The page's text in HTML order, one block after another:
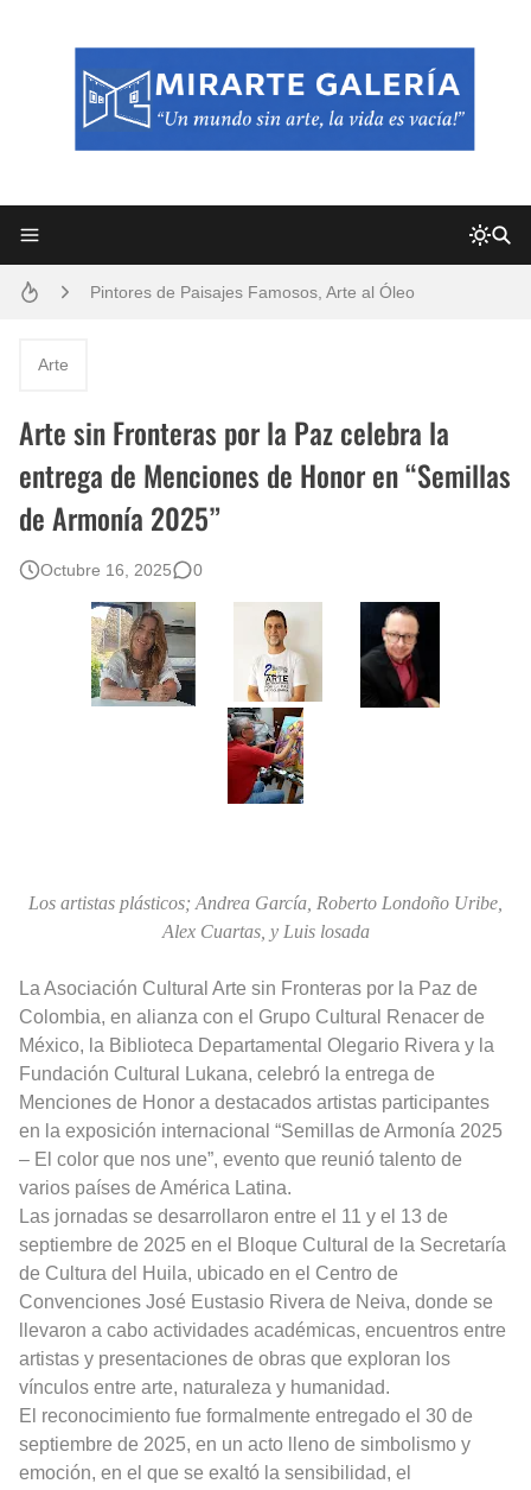
Pintores de Paisajes Famosos, Arte al Óleo
San Valentín Dibujos a Lápiz del 14 de Febrero
Que significan los cuadros de negras africanas?
El mundo del arte en pintura surrealista
Arte
Arte sin Fronteras por la Paz celebra la
entrega de Menciones de Honor en “Semillas
de Armonía 2025”
Octubre 16, 2025 0
Los artistas plásticos; Andrea García, Roberto Londoño Uribe,
Alex Cuartas, y Luis losada
La Asociación Cultural Arte sin Fronteras por la Paz de
Colombia, en alianza con el Grupo Cultural Renacer de
México, la Biblioteca Departamental Olegario Rivera y la
Fundación Cultural Lukana, celebró la entrega de
Menciones de Honor a destacados artistas participantes
en la exposición internacional “Semillas de Armonía 2025
– El color que nos une”, evento que reunió talento de
varios países de América Latina.
Las jornadas se desarrollaron entre el 11 y el 13 de
septiembre de 2025 en el Bloque Cultural de la Secretaría
de Cultura del Huila, ubicado en el Centro de
Convenciones José Eustasio Rivera de Neiva, donde se
llevaron a cabo actividades académicas, encuentros entre
artistas y presentaciones de obras que exploran los
vínculos entre arte, naturaleza y humanidad.
El reconocimiento fue formalmente entregado el 30 de
septiembre de 2025, en un acto lleno de simbolismo y
emoción, en el que se exaltó la sensibilidad, el